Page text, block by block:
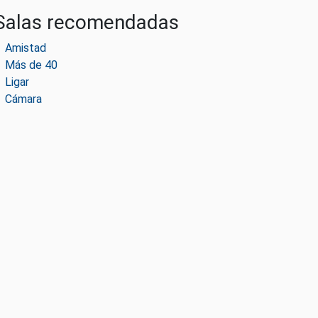
recomendadas
Amistad
Más de 40
Ligar
Cámara